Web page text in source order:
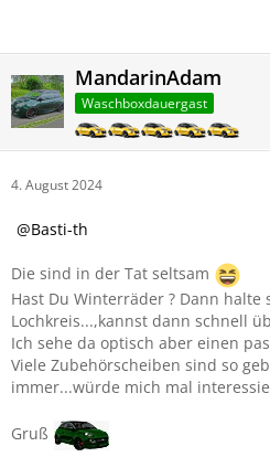
MandarinAdam
Waschboxdauergast
4. August 2024
Basti-th
Die sind in der Tat seltsam
Hast Du Winterräder ? Dann halte
Lochkreis...,kannst dann schnell
Ich sehe da optisch aber einen
Viele Zubehörscheiben sind so
immer...würde mich mal
Gruß